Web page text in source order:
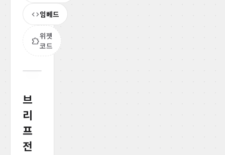
code임베드
extension위젯
코드
브
리
프
전